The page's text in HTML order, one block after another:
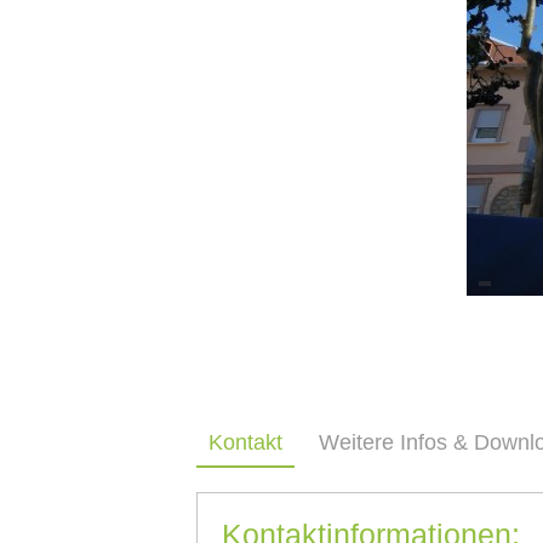
Kontakt Weitere Infos &
Kontaktinformationen: